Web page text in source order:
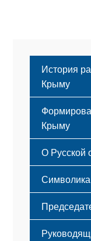
История
Крыму
Крыму
Русский
О
Этапы
Принципы
Структура
Символика
Флаг
Герб
Гимн